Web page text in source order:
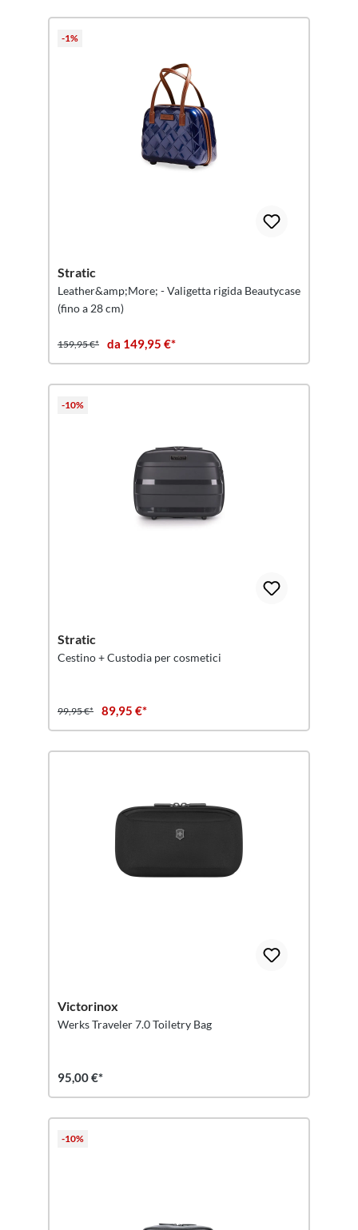
-1%
Stratic
Leather&amp;More; - Valigetta rigida Beautycase
(fino a 28 cm)
159,95 €* da 149,95 €*
-10%
Stratic
Cestino + Custodia per cosmetici
99,95 €* 89,95 €*
Victorinox
Werks Traveler 7.0 Toiletry Bag
95,00 €*
-10%